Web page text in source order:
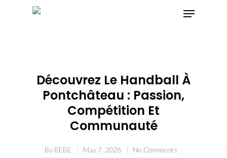
Découvrez Le Handball À
Pontchâteau : Passion,
Compétition Et
Communauté
By BEBE May 7, 2026 No Comments